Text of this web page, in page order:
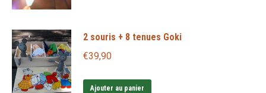
choisies
2 souris + 8 tenues Goki
€39,90
Ajouter au panier